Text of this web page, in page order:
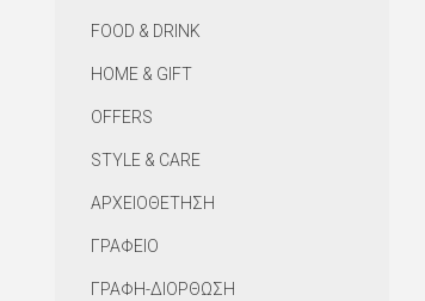
FOOD & DRINK
HOME & GIFT
OFFERS
STYLE & CARE
ΑΡΧΕΙΟΘΕΤΗΣΗ
ΓΡΑΦΕΙΟ
ΓΡΑΦΗ-ΔΙΟΡΘΩΣΗ